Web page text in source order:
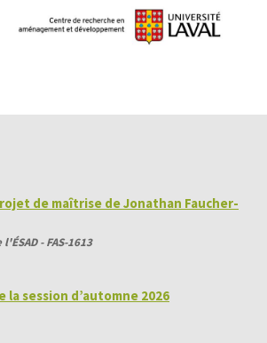
de maîtrise de Jonathan Faucher-
- FAS-1613
la session d’automne 2026